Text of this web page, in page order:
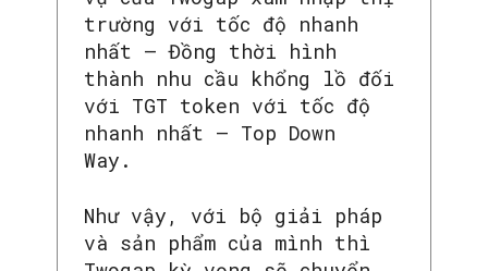
trường với tốc độ nhanh
nhất – Đồng thời hình
thành nhu cầu khổng lồ đối
với TGT token với tốc độ
nhanh nhất – Top Down
Way.
Như vậy, với bộ giải pháp
và sản phẩm của mình thì